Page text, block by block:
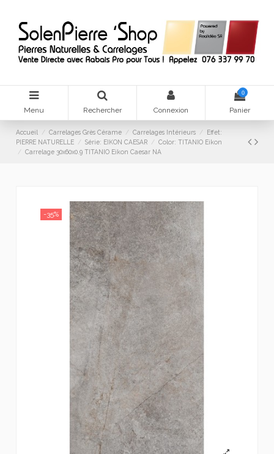
Menu Rechercher Connexion
0
Panier
Accueil Carrelages Grès Cérame Carrelages Intérieurs
Effet:
PIERRE NATURELLE
Série: EIKON CAESAR
Color: TITANIO Eikon
Carrelage 30x60x0.9 TITANIO Eikon Caesar NA
-35%